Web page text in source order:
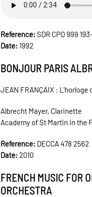
Reference: SDR CPO 999
Date: 1992
BONJOUR PARIS
JEAN FRANÇAIX : L'horloge
Albrecht Mayer, Clarinette
Academy of St Martin in the
Reference: DECCA 478 2562
Date: 2010
FRENCH MUSIC FOR
ORCHESTRA